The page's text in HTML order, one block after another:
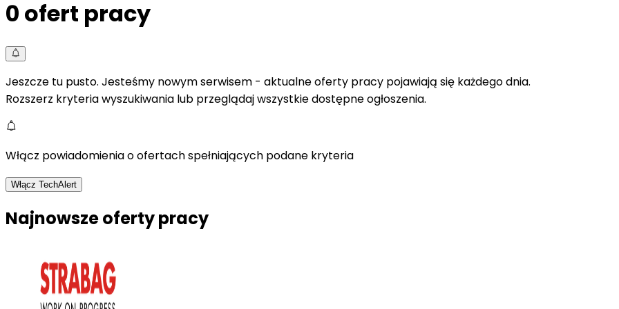
0 ofert pracy
Jeszcze tu pusto. Jesteśmy nowym serwisem - aktualne oferty pracy pojawiają się każdego dnia.
Rozszerz kryteria wyszukiwania lub przeglądaj wszystkie dostępne ogłoszenia.
Włącz powiadomienia o ofertach spełniających podane kryteria
Włącz TechAlert
Najnowsze oferty pracy